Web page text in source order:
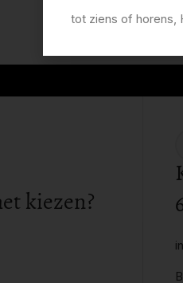
kiezen?
tot ziens of horens,